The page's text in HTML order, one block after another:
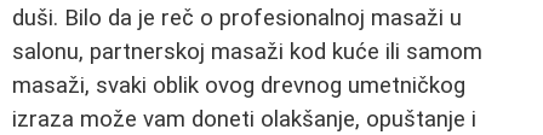
duši. Bilo da je reč o profesionalnoj masaži u
salonu, partnerskoj masaži kod kuće ili samom
masaži, svaki oblik ovog drevnog umetničkog
izraza može vam doneti olakšanje, opuštanje i